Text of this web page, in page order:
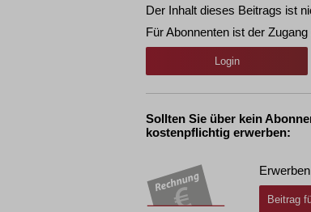
Der Inhalt dieses Beitrags ist
Für Abonnenten ist der
Login
Sollten Sie über kein
kostenpflichtig erwerben:
Beitrag